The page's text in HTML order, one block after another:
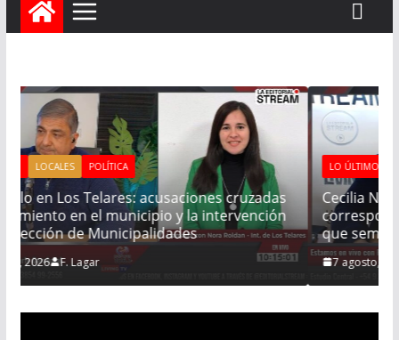
LO ÚLTIMO LOCALES POLÍTICA
Cecilia Neme (UCR): “la banca de concejal nos
corresponde porque tenemos más votos, no hay
que sembrar dudas”
7 agosto, 2026 F. Lagar